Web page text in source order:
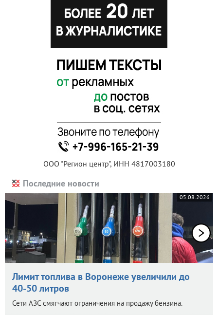
ООО "Регион центр", ИНН 4817003180
Последние новости
05.08.2026
Лимит топлива в Воронеже увеличили до
40-50 литров
Сети АЗС смягчают ограничения на продажу бензина.